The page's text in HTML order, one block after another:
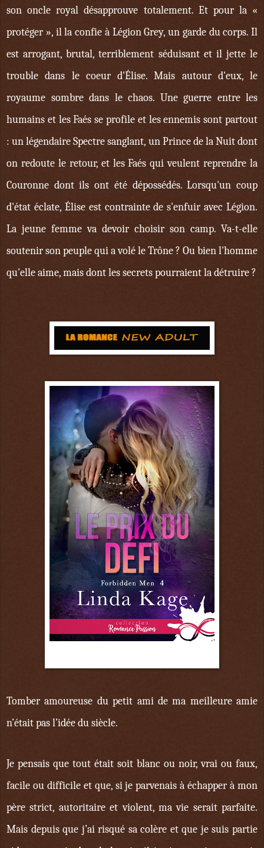
son oncle royal désapprouve totalement. Et pour la «
protéger », il la confie à Légion Grey, un garde du corps. Il
est arrogant, brutal, terriblement séduisant et il jette le
trouble dans le coeur d'Élise. Mais autour d'eux, le
royaume sombre dans le chaos. Une guerre entre les
humains et les Faés se profile et les ennemis sont partout
: un légendaire Spectre sanglant, un Prince de la Nuit dont
on redoute le retour, et les Faés qui veulent reprendre la
Couronne dont ils ont été dépossédés. Lorsqu'un coup
d'état éclate, Élise est contrainte de s'enfuir avec Légion.
La jeune femme va devoir choisir son camp. Va-t-elle
soutenir son peuple qui a volé le Trône ? Ou bien l'homme
qu'elle aime, mais dont les secrets pourraient la détruire ?
Tomber amoureuse du petit ami de ma meilleure amie
n’était pas l’idée du siècle.
Je pensais que tout était soit blanc ou noir, vrai ou faux,
facile ou difficile et que, si je parvenais à échapper à mon
père strict, autoritaire et violent, ma vie serait parfaite.
Mais depuis que j’ai risqué sa colère et que je suis partie